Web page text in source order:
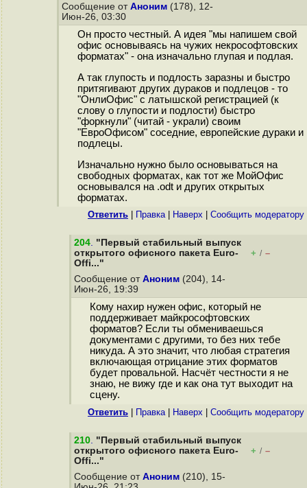
Сообщение от Аноним (178), 12-
Июн-26, 03:30
Он просто честный. А идея "мы напишем свой
офис основываясь на чужих некрософтовских
форматах" - она изначально глупая и подлая.
А так глупость и подлость заразны и быстро
притягивают других дураков и подлецов - то
"ОнлиОфис" с латышской регистрацией (к
слову о глупости и подлости) быстро
"форкнули" (читай - украли) своим
"ЕвроОфисом" соседние, европейские дураки и
подлецы.
Изначально нужно было основываться на
свободных форматах, как тот же МойОфис
основывался на .odt и других открытых
форматах.
Ответить Правка| Наверх Cообщить модератору
204. "Первый стабильный выпуск
открытого офисного пакета Euro-
Offi..."
+ / –
Сообщение от Аноним (204), 14-
Июн-26, 19:39
Кому нахир нужен офис, который не
поддерживает майкрософтовских
форматов? Если ты обмениваешься
документами с другими, то без них тебе
никуда. А это значит, что любая стратегия
включающая отрицание этих форматов
будет провальной. Насчёт честности я не
знаю, не вижу где и как она тут выходит на
сцену.
Ответить Правка| Наверх Cообщить модератору
210. "Первый стабильный выпуск
открытого офисного пакета Euro-
Offi..."
+ / –
Сообщение от Аноним (210), 15-